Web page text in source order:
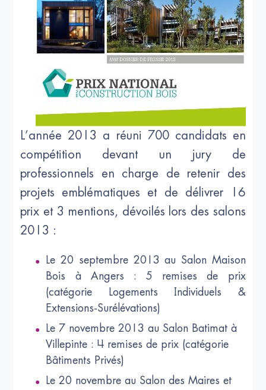
L’année 2013 a réuni 700 candidats en
compétition devant un jury de
professionnels en charge de retenir des
projets emblématiques et de délivrer 16
prix et 3 mentions, dévoilés lors des salons
2013 :
Le 20 septembre 2013 au Salon Maison
Bois à Angers : 5 remises de prix
(catégorie Logements Individuels &
Extensions-Surélévations)
Le 7 novembre 2013 au Salon Batimat à
Villepinte : 4 remises de prix (catégorie
Bâtiments Privés)
Le 20 novembre au Salon des Maires et